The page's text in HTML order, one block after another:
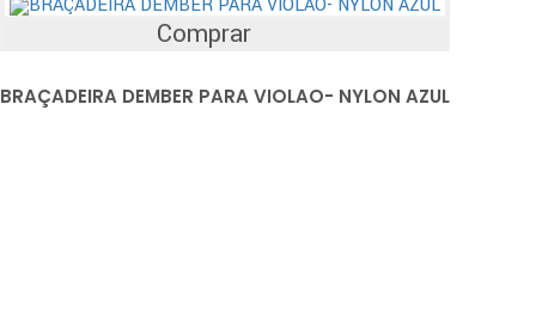
Comprar
BRAÇADEIRA DEMBER PARA VIOLAO- NYLON AZUL